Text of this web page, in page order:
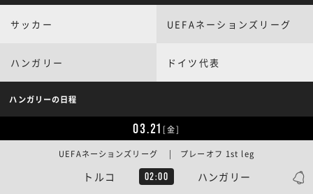
サッカー UEFAネーションズリーグ
ハンガリー ドイツ代表
ハンガリーの日程
03.21 [金]
トルコ 02:00 ハンガリー
UEFAネーションズリーグ | プレーオフ 1st leg